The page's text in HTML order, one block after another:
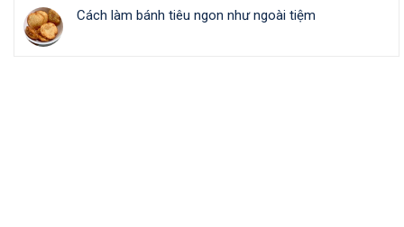
Cách làm bánh tiêu ngon như ngoài tiệm